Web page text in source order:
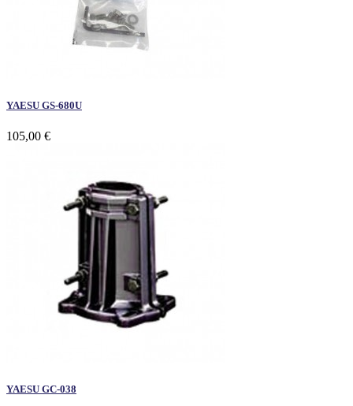
YAESU GS-680U
105,00 €
YAESU GC-038